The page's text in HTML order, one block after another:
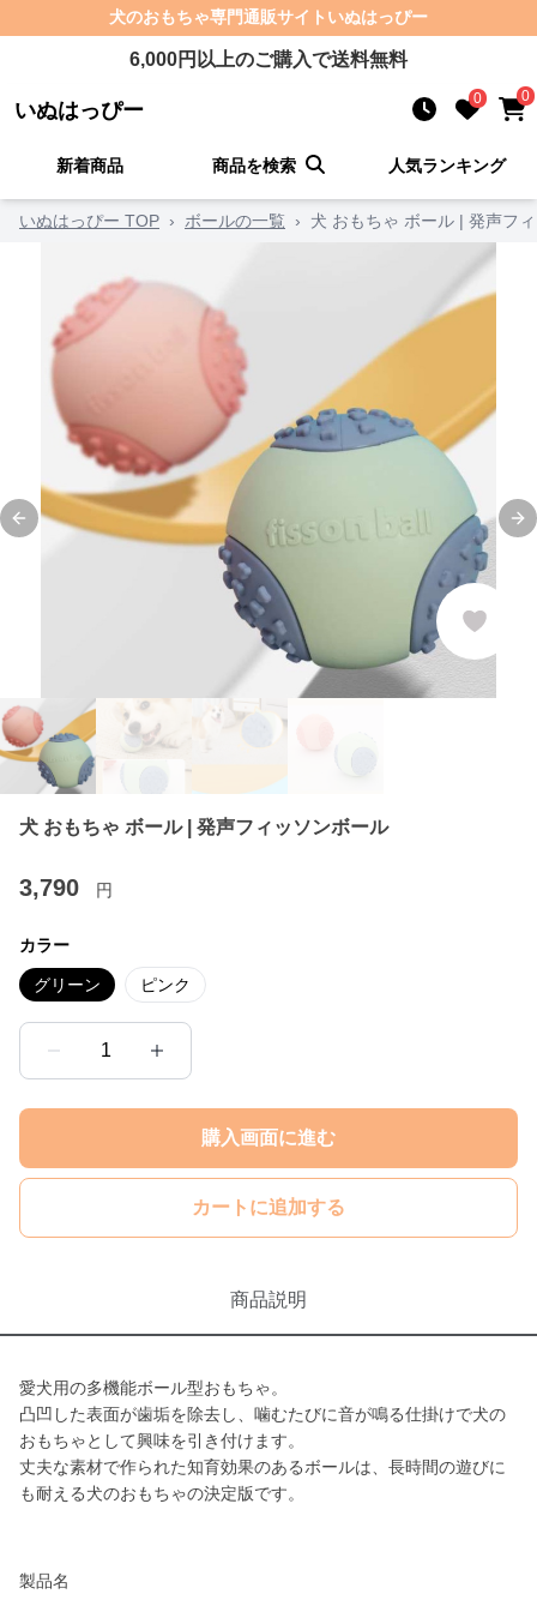
犬のおもちゃ専門通販サイト いぬはっぴー
6,000円以上のご購入で送料無料
いぬはっぴー 0 0
新着商品 商品を検索 人気ランキング
いぬはっぴー TOP › ボールの一覧 › 犬 おもちゃ ボール | 発声フ
Previous slide
犬 おもちゃ ボール | 発声フィッソンボール
3,790 円
カラー
グリーン ピンク
1
購入画面に進む
カートに追加する
商品説明
愛犬用の多機能ボール型おもちゃ。
凸凹した表面が歯垢を除去し、噛むたびに音が鳴る仕掛けで犬の
おもちゃとして興味を引き付けます。
丈夫な素材で作られた知育効果のあるボールは、長時間の遊びに
も耐える犬のおもちゃの決定版です。
製品名